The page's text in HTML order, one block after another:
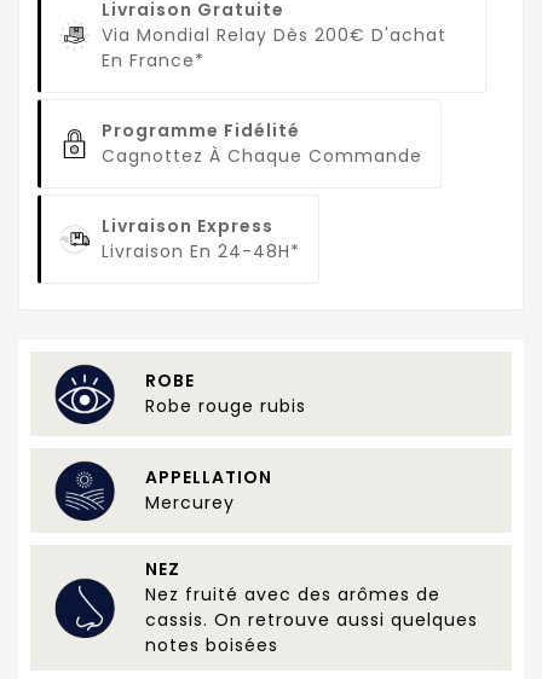
Livraison Gratuite
Via Mondial Relay Dès 200€ D'achat
En France*
Programme Fidélité
Cagnottez À Chaque Commande
Livraison Express
Livraison En 24-48H*
ROBE
Robe rouge rubis
APPELLATION
Mercurey
NEZ
Nez fruité avec des arômes de
cassis. On retrouve aussi quelques
notes boisées